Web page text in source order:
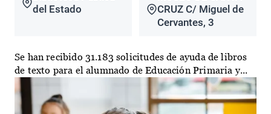
del Estado
CRUZ C/ Miguel de
Cervantes, 3
Se han recibido 31.183 solicitudes de ayuda de libros
de texto para el alumnado de Educación Primaria y...